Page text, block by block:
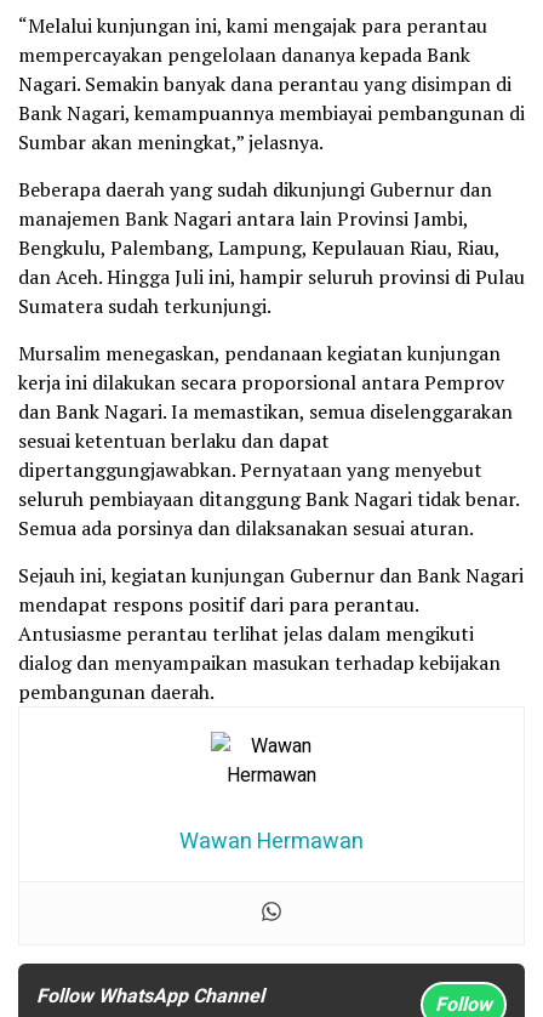
“Melalui kunjungan ini, kami mengajak para perantau
mempercayakan pengelolaan dananya kepada Bank
Nagari. Semakin banyak dana perantau yang disimpan di
Bank Nagari, kemampuannya membiayai pembangunan di
Sumbar akan meningkat,” jelasnya.
Beberapa daerah yang sudah dikunjungi Gubernur dan
manajemen Bank Nagari antara lain Provinsi Jambi,
Bengkulu, Palembang, Lampung, Kepulauan Riau, Riau,
dan Aceh. Hingga Juli ini, hampir seluruh provinsi di Pulau
Sumatera sudah terkunjungi.
Mursalim menegaskan, pendanaan kegiatan kunjungan
kerja ini dilakukan secara proporsional antara Pemprov
dan Bank Nagari. Ia memastikan, semua diselenggarakan
sesuai ketentuan berlaku dan dapat
dipertanggungjawabkan. Pernyataan yang menyebut
seluruh pembiayaan ditanggung Bank Nagari tidak benar.
Semua ada porsinya dan dilaksanakan sesuai aturan.
Sejauh ini, kegiatan kunjungan Gubernur dan Bank Nagari
mendapat respons positif dari para perantau.
Antusiasme perantau terlihat jelas dalam mengikuti
dialog dan menyampaikan masukan terhadap kebijakan
pembangunan daerah.
Wawan Hermawan
Follow WhatsApp Channel
Follow